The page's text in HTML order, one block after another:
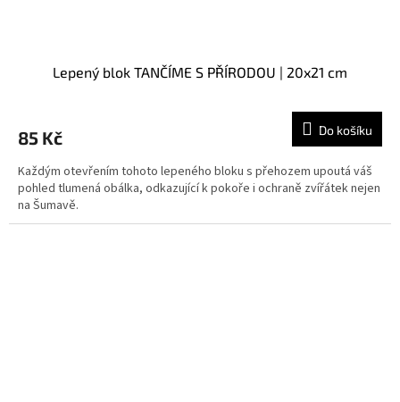
Lepený blok TANČÍME S PŘÍRODOU | 20x21 cm
85 Kč Do košíku
Každým otevřením tohoto lepeného bloku s přehozem upoutá váš
pohled tlumená obálka, odkazující k pokoře i ochraně zvířátek nejen
na Šumavě.